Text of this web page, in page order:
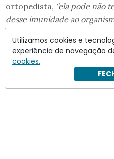
ortopedista, “ela pode não
desse imunidade ao
mencionou que falou com o
Bolsonarosobre a vacina na
dizer que não entendia por
de tecnologia mais nova
Utilizamos cookies e
experiência de navegação
cookies.